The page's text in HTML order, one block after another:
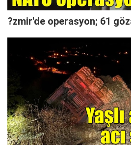
?zmir'de operasyon; 61